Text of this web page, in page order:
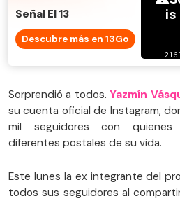
Señal El 13
Descubre más en 13Go
Sorprendió a todos. Yazmín
su cuenta oficial de Instagram,
mil seguidores con quienes
diferentes postales de su vida.
Este lunes la ex integrante del
todos sus seguidores al